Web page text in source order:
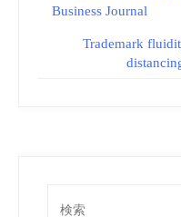
Business Journal
Trademark